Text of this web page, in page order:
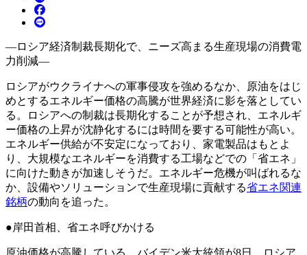
―ロシア経済制裁長期化で、ニーズ高まる生産現場の消費電
力削減―
ロシアがウクライナへの軍事侵攻を強めるなか、原油をはじ
めとするエネルギー価格の高騰が世界経済に影を落としてい
る。ロシアへの制裁は長期化することが予想され、エネルギ
ー価格の上昇が沈静化するには時間を要する可能性が高い。
エネルギー供給が不安定になっており、家電製品はもとよ
り、大規模なエネルギーを消費する工場などでの「省エネ」
に向けた動きが加速しそうだ。エネルギー危機が叫ばれるな
か、設備やソリューションで生産現場に貢献する省エネ関連
銘柄の動向を追った。
●岸田首相、省エネ呼びかける
原油価格が高騰している。バイデン米大統領が8日、ロシア